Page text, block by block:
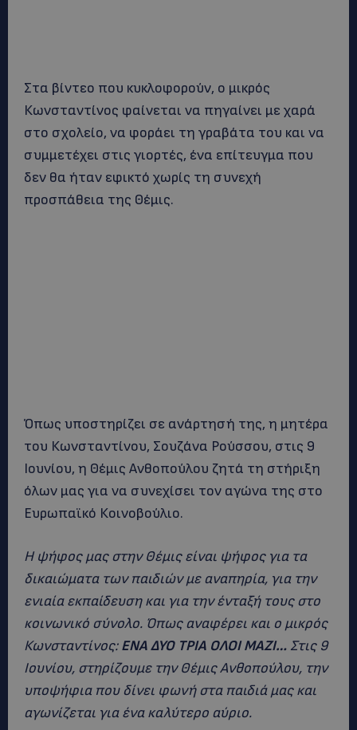
Στα βίντεο που κυκλοφορούν, ο μικρός
Κωνσταντίνος φαίνεται να πηγαίνει με χαρά
στο σχολείο, να φοράει τη γραβάτα του και να
συμμετέχει στις γιορτές, ένα επίτευγμα που
δεν θα ήταν εφικτό χωρίς τη συνεχή
προσπάθεια της Θέμις.
Όπως υποστηρίζει σε ανάρτησή της, η μητέρα
του Κωνσταντίνου, Σουζάνα Ρούσσου, στις 9
Ιουνίου, η Θέμις Ανθοπούλου ζητά τη στήριξη
όλων μας για να συνεχίσει τον αγώνα της στο
Ευρωπαϊκό Κοινοβούλιο.
Η ψήφος μας στην Θέμις είναι ψήφος για τα
δικαιώματα των παιδιών με αναπηρία, για την
ενιαία εκπαίδευση και για την ένταξή τους στο
κοινωνικό σύνολο. Όπως αναφέρει και ο μικρός
Κωνσταντίνος:ΕΝΑ ΔΥΟ ΤΡΙΑ ΟΛΟΙ ΜΑΖΙ… Στις 9
Ιουνίου, στηρίζουμε την Θέμις Ανθοπούλου, την
υποψήφια που δίνει φωνή στα παιδιά μας και
αγωνίζεται για ένα καλύτερο αύριο.